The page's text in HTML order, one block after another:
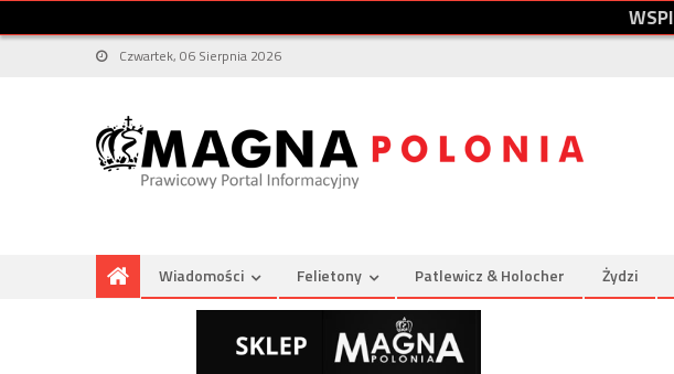
WSPI
Czwartek, 06 Sierpnia 2026
Wiadomości Felietony Patlewicz & Holocher Żydzi